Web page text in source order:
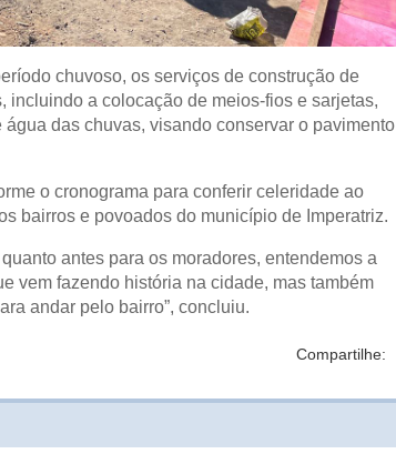
chuvoso, os serviços de construção de
incluindo a colocação de meios-fios e sarjetas,
das chuvas, visando conservar o pavimento
o cronograma para conferir celeridade ao
bairros e povoados do município de Imperatriz.
antes para os moradores, entendemos a
vem fazendo história na cidade, mas também
andar pelo bairro”, concluiu.
Compartilhe: